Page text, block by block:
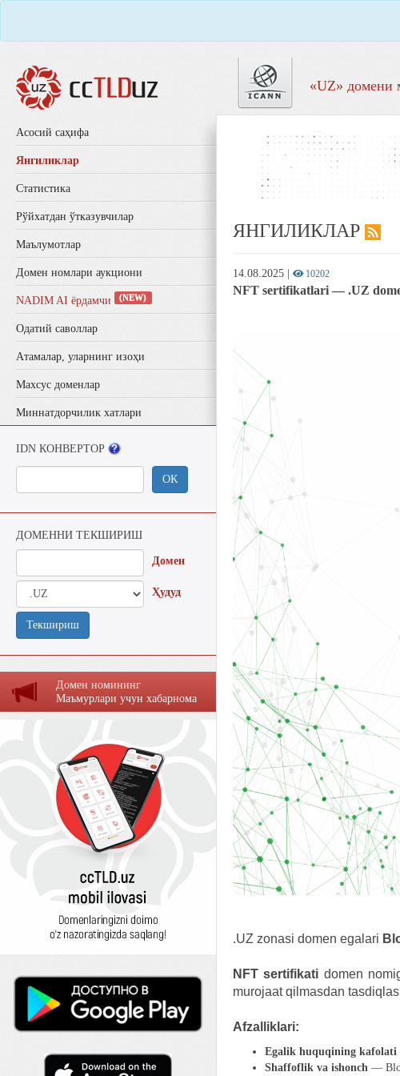
«UZ» домени
Aсосий саҳифа
Янгиликлар
Статистика
Рўйхатдан ўтказувчилар
Маълумотлар
Домен номлари аукциони
NADIM AI ёрдамчи (NEW)
Одатий саволлар
Aтамалар, уларнинг изоҳи
Махсус доменлар
Миннатдорчилик хатлари
IDN КОНВЕРТОР
ОК
ДОМЕННИ ТЕКШИРИШ
Домен
Ҳудуд
Текшириш
Домен номининг
Маъмурлaри учун хaбaрномa
ЯНГИЛИКЛАР
14.08.2025 10202
NFT sertifikatlari — .UZ
.UZ zonasi domen egalari
NFT sertifikati domen
murojaat qilmasdan
Afzalliklari:
Egalik huquqining kafolati
Shaffoflik va ishonch —